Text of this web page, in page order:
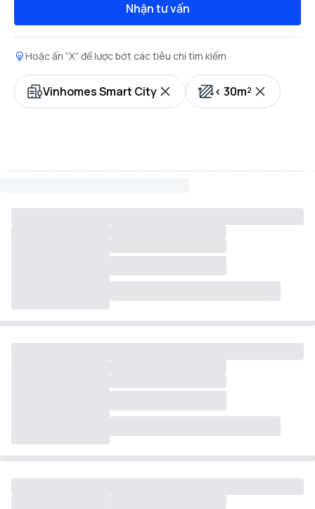
Nhận tư vấn
Hoặc ấn “X” để lược bớt các tiêu chí tìm kiếm
Vinhomes Smart City < 30m²